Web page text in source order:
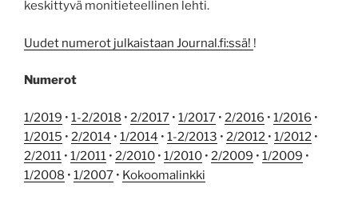
keskittyvä monitieteellinen lehti.
Uudet numerot julkaistaan Journal.fi:ssä! !
Numerot
1/2019 • 1-2/2018 • 2/2017 • 1/2017 • 2/2016 • 1/2016 •
1/2015 • 2/2014 • 1/2014 • 1-2/2013 • 2/2012 • 1/2012 •
2/2011 • 1/2011 • 2/2010 • 1/2010 • 2/2009 • 1/2009 •
1/2008 • 1/2007 • Kokoomalinkki